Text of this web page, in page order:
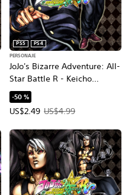
JoJo's Bizarre Adventure: All-
Star Battle R - Keicho
Nijimura DLC
PS5
PS4
PERSONAJE
-50 %
US$2.49
Precio de la oferta: US$2.49.
US$4.99